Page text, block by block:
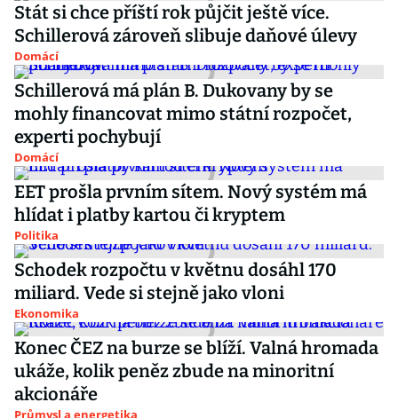
Stát si chce příští rok půjčit ještě více.
Schillerová zároveň slibuje daňové úlevy
Domácí
Schillerová má plán B. Dukovany by se
mohly financovat mimo státní rozpočet,
experti pochybují
Domácí
EET prošla prvním sítem. Nový systém má
hlídat i platby kartou či kryptem
Politika
Schodek rozpočtu v květnu dosáhl 170
miliard. Vede si stejně jako vloni
Ekonomika
Konec ČEZ na burze se blíží. Valná hromada
ukáže, kolik peněz zbude na minoritní
akcionáře
Průmysl a energetika